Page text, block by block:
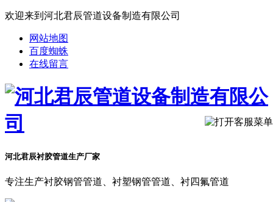
欢迎来到河北君辰管道设备制造有限公司
网站地图
百度蜘蛛
在线留言
河北君辰衬胶管道生产厂家
专注生产衬胶钢管管道、衬塑钢管管道、衬四氟管道